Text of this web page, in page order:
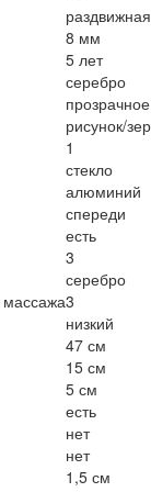
раздвижная
8 мм
5 лет
серебро
прозрачное
рисунок/
1
стекло
алюминий
спереди
есть
3
серебро
массажа3
низкий
47 см
15 см
5 см
есть
нет
нет
1,5 см